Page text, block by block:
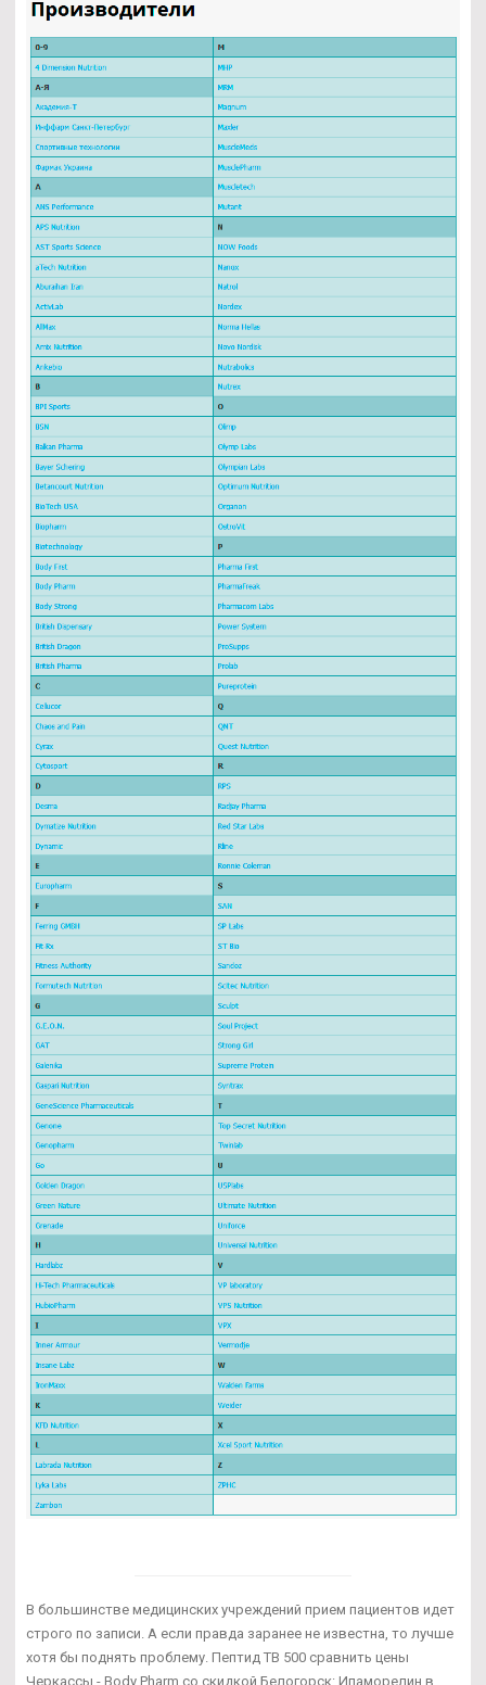
В большинстве медицинских учреждений прием пациентов идет
строго по записи. А если правда заранее не известна, то лучше
хотя бы поднять проблему. Пептид TB 500 сравнить цены
Черкассы - Body Pharm со скидкой Белогорск: Ипаморелин в